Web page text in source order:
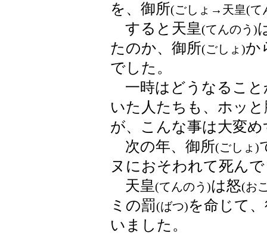
を、御所(ごしょ→天皇(て
すると天皇(てんのう)
たのか、御所(ごしょ)か
でした。
一時はどうなること
いた人たちも、ホッと
が、こんな事は大変
次の年、御所(ごしょ)
ヌにおそわれて死ん
天皇(てんのう)は怒(お
ミの罰(ばつ)を命じて
いました。